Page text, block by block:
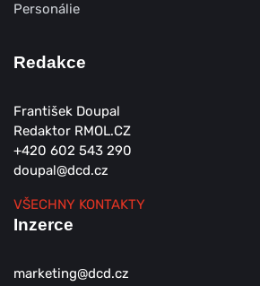
Personálie
Redakce
František Doupal
Redaktor RMOL.CZ
+420 602 543 290
doupal@dcd.cz
VŠECHNY KONTAKTY
Inzerce
marketing@dcd.cz